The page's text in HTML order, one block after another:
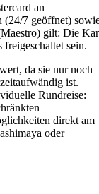
an
(24/7 geöffnet)
gilt: Die
sein.
da sie nur noch
ist.
Rundreise:
direkt am
oder